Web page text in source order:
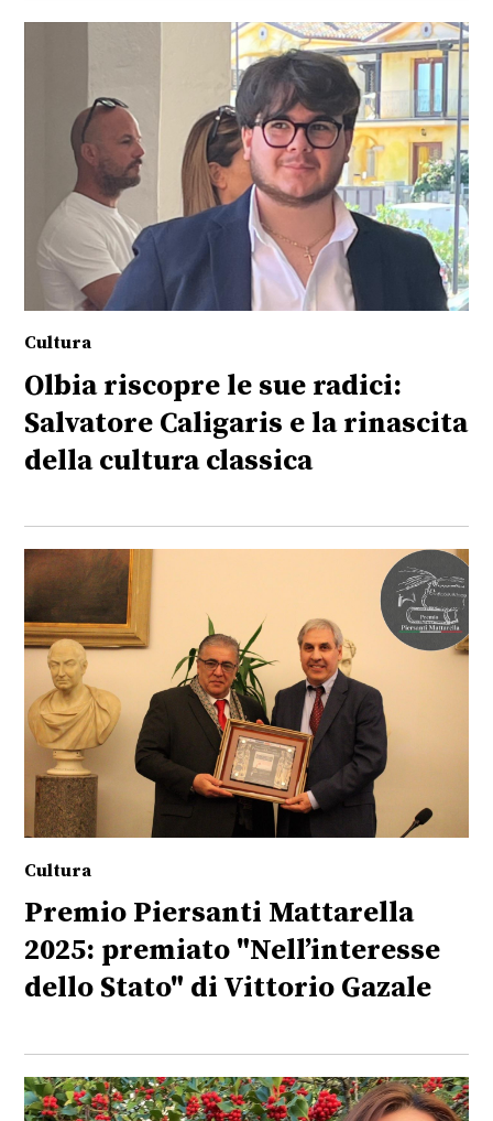
Cultura
Olbia riscopre le sue radici:
Salvatore Caligaris e la rinascita
della cultura classica
Cultura
Premio Piersanti Mattarella
2025: premiato "Nell’interesse
dello Stato" di Vittorio Gazale